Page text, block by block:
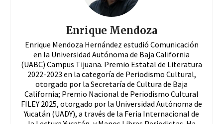
Enrique Mendoza
Enrique Mendoza Hernández estudió Comunicación
en la Universidad Autónoma de Baja California
(UABC) Campus Tijuana. Premio Estatal de Literatura
2022-2023 en la categoría de Periodismo Cultural,
otorgado por la Secretaría de Cultura de Baja
California; Premio Nacional de Periodismo Cultural
FILEY 2025, otorgado por la Universidad Autónoma de
Yucatán (UADY), a través de la Feria Internacional de